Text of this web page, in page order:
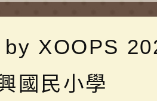
by XOOPS
國民小學